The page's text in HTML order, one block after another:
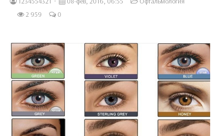
2 959
0